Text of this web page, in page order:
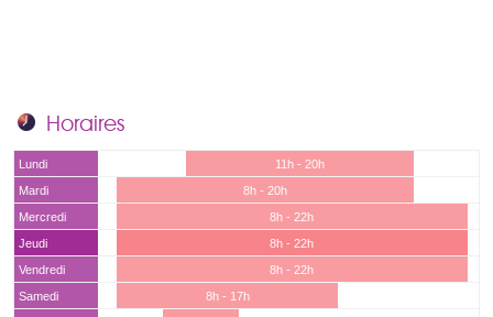
Horaires
Lundi
11h - 20h
Mardi
8h - 20h
Mercredi
8h - 22h
Jeudi
8h - 22h
Vendredi
8h - 22h
Samedi
8h - 17h